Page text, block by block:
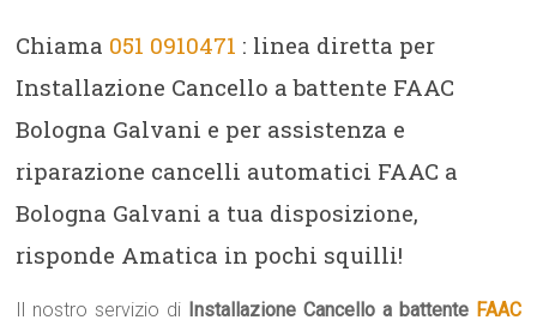
Chiama 051 0910471 : linea diretta per
Installazione Cancello a battente FAAC
Bologna Galvani e per assistenza e
riparazione cancelli automatici FAAC a
Bologna Galvani a tua disposizione,
risponde Amatica in pochi squilli!
Il nostro servizio di Installazione Cancello a battente FAAC